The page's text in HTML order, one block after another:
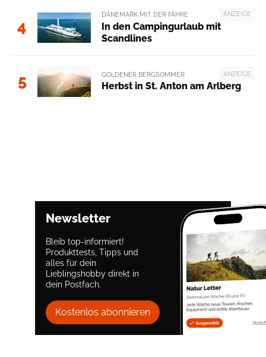
4
ANZEIGE
DÄNEMARK MIT DER FÄHRE
In den Campingurlaub mit
Scandlines
5 ANZEIGE
GOLDENER BERGSOMMER
Herbst in St. Anton am Arlberg
Newsletter
Bleib top-informiert!
Produkttests, Tipps und
alles für dein
Lieblingshobby direkt in
dein Postfach.
Kostenlos abonnieren